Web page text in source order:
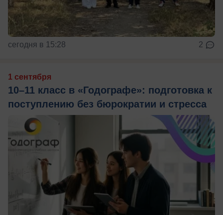
сегодня в 15:28 2
1 сентября
10–11 класс в «Годографе»: подготовка к
поступлению без бюрократии и стресса